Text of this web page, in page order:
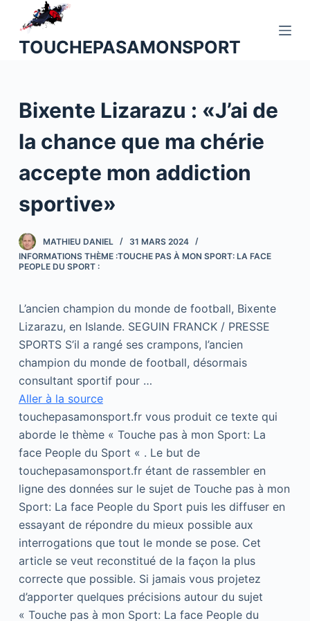
o
n
u
TOUCHEPASAMONSPORT
Bixente Lizarazu : «J’ai de
la chance que ma chérie
accepte mon addiction
sportive»
MATHIEU DANIEL
31 MARS 2024
INFORMATIONS THÈME :TOUCHE PAS À MON SPORT: LA FACE
PEOPLE DU SPORT :
L’ancien champion du monde de football, Bixente
Lizarazu, en Islande. SEGUIN FRANCK / PRESSE
SPORTS S’il a rangé ses crampons, l’ancien
champion du monde de football, désormais
consultant sportif pour …
Aller à la source
touchepasamonsport.fr vous produit ce texte qui
aborde le thème « Touche pas à mon Sport: La
face People du Sport « . Le but de
touchepasamonsport.fr étant de rassembler en
ligne des données sur le sujet de Touche pas à mon
Sport: La face People du Sport puis les diffuser en
essayant de répondre du mieux possible aux
interrogations que tout le monde se pose. Cet
article se veut reconstitué de la façon la plus
correcte que possible. Si jamais vous projetez
d’apporter quelques précisions autour du sujet
« Touche pas à mon Sport: La face People du